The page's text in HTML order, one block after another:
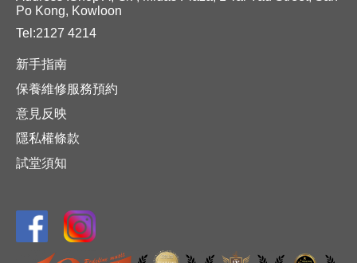
Po Kong, Kowloon
Tel:2127 4214
新手指南
保養維修服務預約
意見反映
隱私權條款
試堂須知